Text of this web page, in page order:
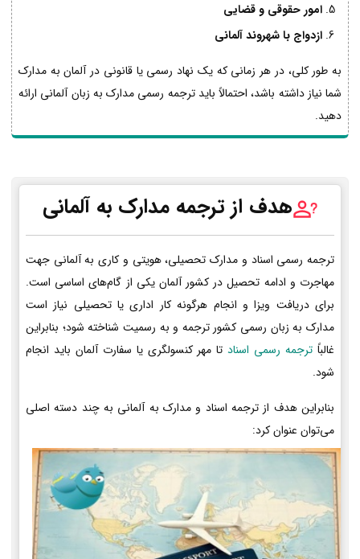
امور حقوقی و قضایی
ازدواج با شهروند آلمانی
به طور کلی، در هر زمانی که یک نهاد رسمی یا قانونی در آلمان به مدارک
شما نیاز داشته باشد، احتمالاً باید ترجمه رسمی مدارک به زبان آلمانی ارائه
دهید.
هدف از ترجمه مدارک به آلمانی
ترجمه رسمی اسناد و مدارک تحصیلی، هویتی و کاری به آلمانی جهت
مهاجرت و ادامه تحصیل در کشور آلمان یکی از گام‌های اساسی است.
برای دریافت ویزا و انجام هرگونه کار اداری یا تحصیلی نیاز است
مدارک به زبان رسمی کشور ترجمه و به رسمیت شناخته شود؛ بنابراین
غالباً ترجمه رسمی اسنادتا مهر کنسولگری یا سفارت آلمان باید انجام
شود.
بنابراین هدف از ترجمه اسناد و مدارک به آلمانی به چند دسته اصلی
می‌توان عنوان کرد: